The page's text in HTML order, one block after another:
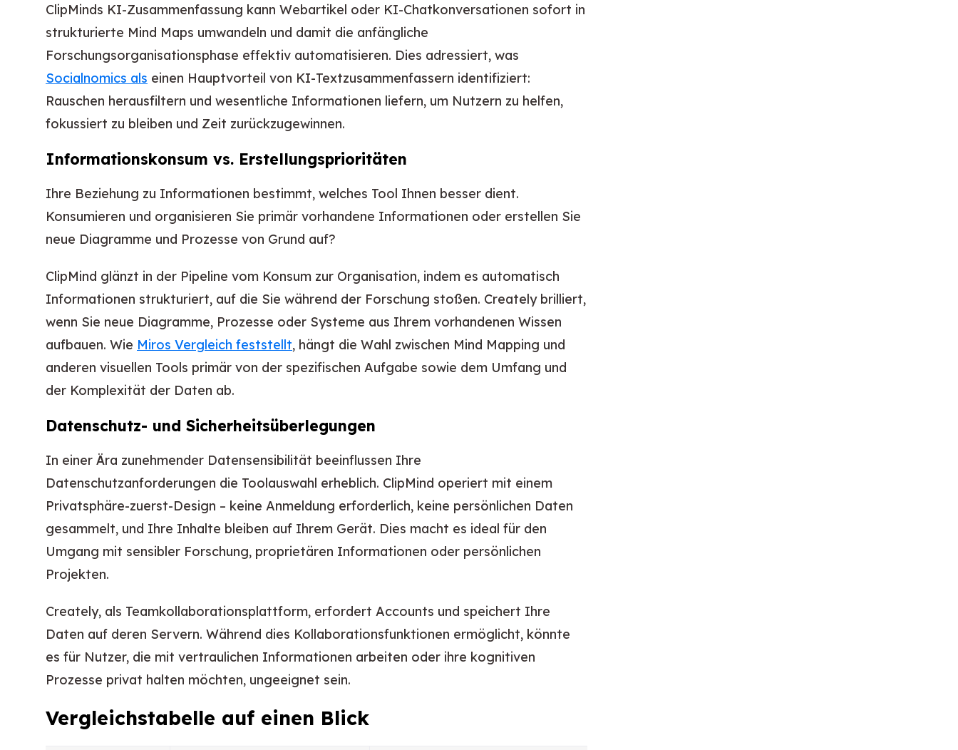
ClipMinds KI-Zusammenfassung kann Webartikel oder KI-Chatkonversationen sofort in
strukturierte Mind Maps umwandeln und damit die anfängliche
Forschungsorganisationsphase effektiv automatisieren. Dies adressiert, was
Socialnomics als einen Hauptvorteil von KI-Textzusammenfassern identifiziert:
Rauschen herausfiltern und wesentliche Informationen liefern, um Nutzern zu helfen,
fokussiert zu bleiben und Zeit zurückzugewinnen.
Informationskonsum vs. Erstellungsprioritäten
Ihre Beziehung zu Informationen bestimmt, welches Tool Ihnen besser dient.
Konsumieren und organisieren Sie primär vorhandene Informationen oder erstellen Sie
neue Diagramme und Prozesse von Grund auf?
ClipMind glänzt in der Pipeline vom Konsum zur Organisation, indem es automatisch
Informationen strukturiert, auf die Sie während der Forschung stoßen. Creately brilliert,
wenn Sie neue Diagramme, Prozesse oder Systeme aus Ihrem vorhandenen Wissen
aufbauen. Wie Miros Vergleich feststellt, hängt die Wahl zwischen Mind Mapping und
anderen visuellen Tools primär von der spezifischen Aufgabe sowie dem Umfang und
der Komplexität der Daten ab.
Datenschutz- und Sicherheitsüberlegungen
In einer Ära zunehmender Datensensibilität beeinflussen Ihre
Datenschutzanforderungen die Toolauswahl erheblich. ClipMind operiert mit einem
Privatsphäre-zuerst-Design – keine Anmeldung erforderlich, keine persönlichen Daten
gesammelt, und Ihre Inhalte bleiben auf Ihrem Gerät. Dies macht es ideal für den
Umgang mit sensibler Forschung, proprietären Informationen oder persönlichen
Projekten.
Creately, als Teamkollaborationsplattform, erfordert Accounts und speichert Ihre
Daten auf deren Servern. Während dies Kollaborationsfunktionen ermöglicht, könnte
es für Nutzer, die mit vertraulichen Informationen arbeiten oder ihre kognitiven
Prozesse privat halten möchten, ungeeignet sein.
Vergleichstabelle auf einen Blick